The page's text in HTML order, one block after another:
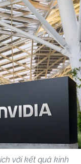
với kết quả kinh